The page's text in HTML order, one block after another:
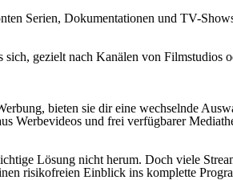
Serien, Dokumentationen und TV-
gezielt nach Kanälen von Filmstudios
bieten sie dir eine wechselnde
Werbevideos und frei verfügbarer
Lösung nicht herum. Doch viele
risikofreien Einblick ins komplette